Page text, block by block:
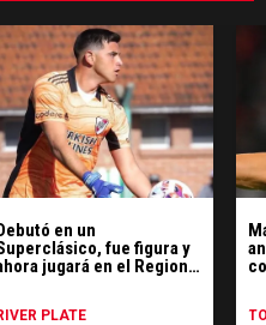
en un
fue figura y
jugará en el Regional
PLATE